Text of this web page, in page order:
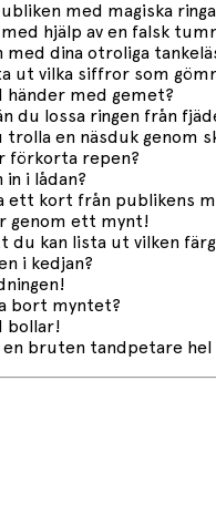
med magiska
hjälp av en falsk
med dina otroliga
ut vilka siffror som
händer med gemet?
du lossa ringen från
trolla en näsduk genom
förkorta repen?
in i lådan?
ett kort från publikens
genom ett mynt!
du kan lista ut vilken
i kedjan?
bort myntet?
bollar!
bruten tandpetare hel